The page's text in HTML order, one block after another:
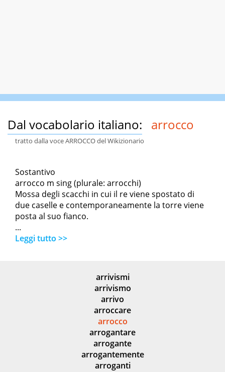
Dal vocabolario italiano: arrocco
tratto dalla voce ARROCCO del Wikizionario
Sostantivo
arrocco m sing (plurale: arrocchi)
Mossa degli scacchi in cui il re viene spostato di
due caselle e contemporaneamente la torre viene
posta al suo fianco.
...
Leggi tutto >>
arrivismi
arrivismo
arrivo
arroccare
arrocco
arrogantare
arrogante
arrogantemente
arroganti